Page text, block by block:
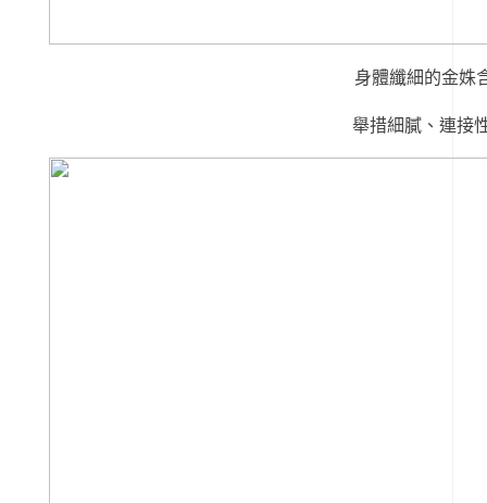
身體纖細的金姝
舉措細膩、連接